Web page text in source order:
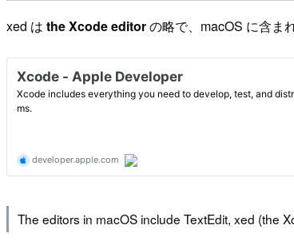
xed は the Xcode editorの略で、macOS に含ま
The editors in macOS include TextEdit, xed (the